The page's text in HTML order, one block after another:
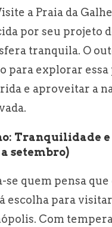
a Praia da
por seu projeto
tranquila. O
para explorar essa
e aproveitar a
Tranquilidade
setembro)
se quem pensa
escolha para visitar
Com